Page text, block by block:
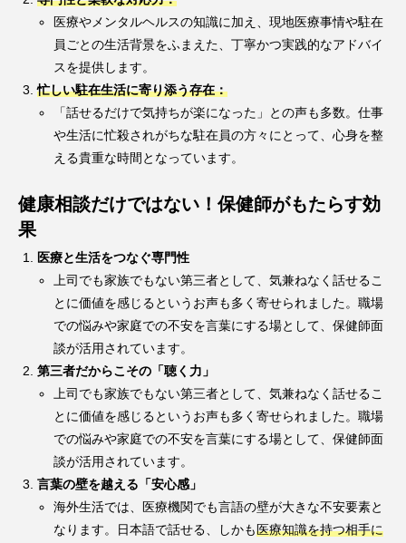
医療やメンタルヘルスの知識に加え、現地医療事情や駐在
員ごとの生活背景をふまえた、丁寧かつ実践的なアドバイ
スを提供します。
忙しい駐在生活に寄り添う存在：
「話せるだけで気持ちが楽になった」との声も多数。仕事
や生活に忙殺されがちな駐在員の方々にとって、心身を整
える貴重な時間となっています。
健康相談だけではない！保健師がもたらす効
果
医療と生活をつなぐ専門性
上司でも家族でもない第三者として、気兼ねなく話せるこ
とに価値を感じるというお声も多く寄せられました。職場
での悩みや家庭での不安を言葉にする場として、保健師面
談が活用されています。
第三者だからこその「聴く力」
上司でも家族でもない第三者として、気兼ねなく話せるこ
とに価値を感じるというお声も多く寄せられました。職場
での悩みや家庭での不安を言葉にする場として、保健師面
談が活用されています。
言葉の壁を越える「安心感」
海外生活では、医療機関でも言語の壁が大きな不安要素と
なります。日本語で話せる、しかも医療知識を持つ相手に